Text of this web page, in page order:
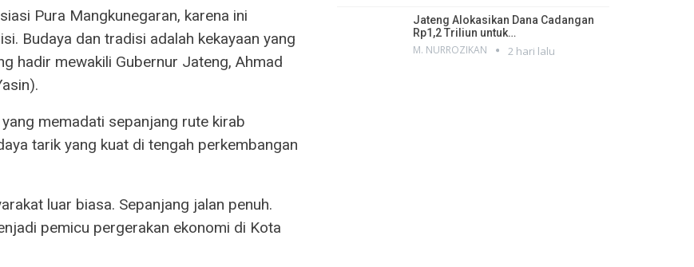
Pura Mangkunegaran, karena ini
Budaya dan tradisi adalah kekayaan yang
hadir mewakili Gubernur Jateng, Ahmad
memadati sepanjang rute kirab
tarik yang kuat di tengah perkembangan
luar biasa. Sepanjang jalan penuh.
pemicu pergerakan ekonomi di Kota
Jateng Alokasikan Dana Cadangan
Rp1,2 Triliun untuk…
M. NURROZIKAN 2 hari lalu